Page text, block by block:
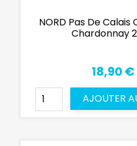
NORD Pas De Calais
Chardonnay
18,90 €
AJOUTER